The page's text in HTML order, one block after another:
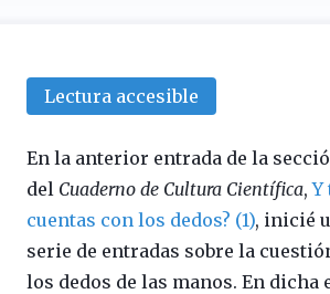
Lectura accesible
En la anterior entrada de la
del Cuaderno de Cultura Científica,Y
cuentas con los dedos? (1), inicié
serie de entradas sobre la
los dedos de las manos. En dicha